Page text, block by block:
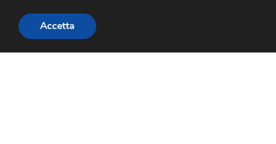
ECONOMIA ITALIANA
Accetta